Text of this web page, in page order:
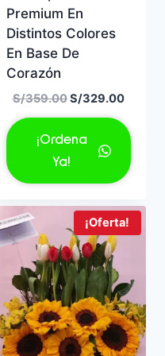
Premium En
Distintos Colores
En Base De
Corazón
S/359.00El
precio
original
S/359.00.
S/329.00El
actual
S/
¡Ordena
Ya!
¡Oferta!